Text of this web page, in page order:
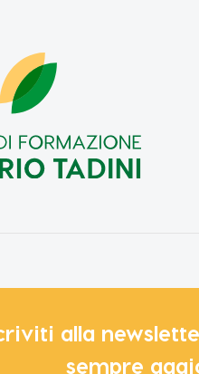
alla
sempre